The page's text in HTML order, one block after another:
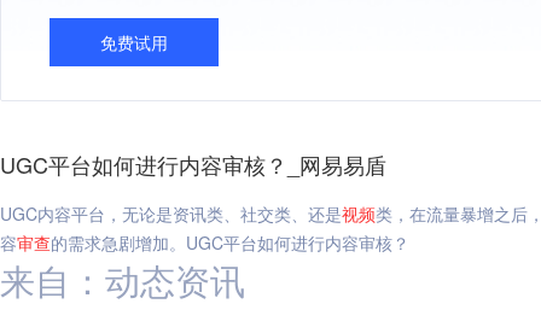
免费试用
UGC平台如何进行内容审核？_网易易盾
UGC内容平台，无论是资讯类、社交类、还是视频类，在流量暴增之后
容审查的需求急剧增加。UGC平台如何进行内容审核？
来自：动态资讯